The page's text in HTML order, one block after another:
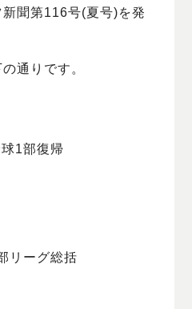
聞第116号(夏号)を発
通りです。
1部復帰
リーグ総括